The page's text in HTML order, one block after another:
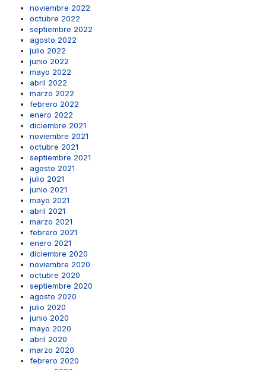
noviembre 2022
octubre 2022
septiembre 2022
agosto 2022
julio 2022
junio 2022
mayo 2022
abril 2022
marzo 2022
febrero 2022
enero 2022
diciembre 2021
noviembre 2021
octubre 2021
septiembre 2021
agosto 2021
julio 2021
junio 2021
mayo 2021
abril 2021
marzo 2021
febrero 2021
enero 2021
diciembre 2020
noviembre 2020
octubre 2020
septiembre 2020
agosto 2020
julio 2020
junio 2020
mayo 2020
abril 2020
marzo 2020
febrero 2020